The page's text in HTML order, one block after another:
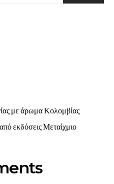
με άρωμα Κολομβίας
εκδόσεις Μεταίχμιο